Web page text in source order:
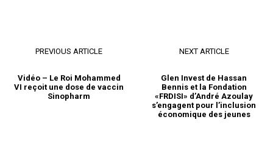
PREVIOUS ARTICLE
Vidéo – Le Roi Mohammed
VI reçoit une dose de vaccin
Sinopharm
NEXT ARTICLE
Glen Invest de Hassan
Bennis et la Fondation
«FRDISI» d’André Azoulay
s’engagent pour l’inclusion
économique des jeunes